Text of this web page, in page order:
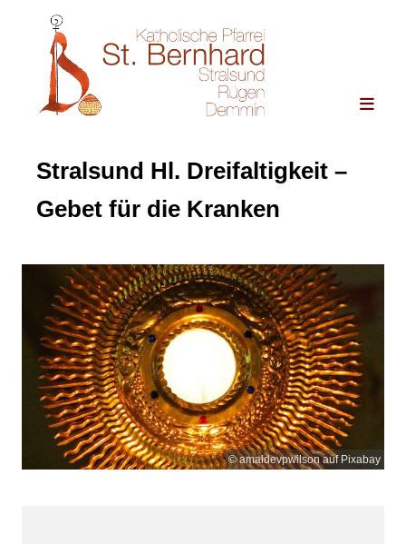
Stralsund Hl. Dreifaltigkeit –
Gebet für die Kranken
© amaldevpwilson auf Pixabay